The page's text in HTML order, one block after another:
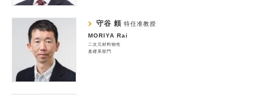
守谷 頼 特任准教授
MORIYA Rai
二次元材料物性
基礎系部門